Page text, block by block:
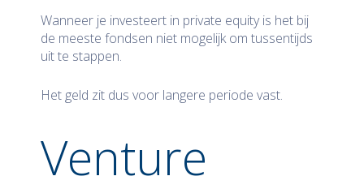
Wanneer je investeert in private equity is het bij
de meeste fondsen niet mogelijk om tussentijds
uit te stappen.
Het geld zit dus voor langere periode vast.
Venture